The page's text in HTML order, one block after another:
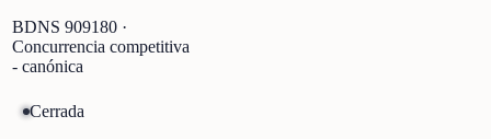
BDNS 909180 ·
Concurrencia competitiva
- canónica
Cerrada